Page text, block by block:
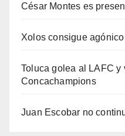
César Montes es
Xolos consigue
Toluca golea al LAFC y
Concachampions
Juan Escobar no